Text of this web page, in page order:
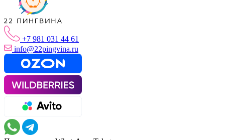
+7 981 031 44 61
info@22pingvina.ru